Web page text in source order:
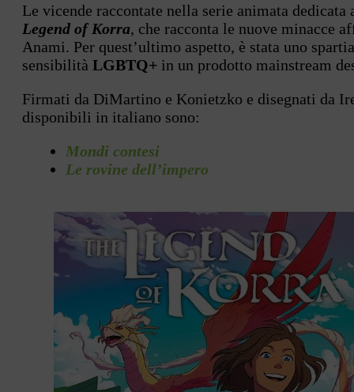
Le vicende raccontate nella serie animata
Legend of Korra, che racconta le nuove minacce
Anami. Per quest’ultimo aspetto, è stata uno
sensibilità LGBTQ+ in un prodotto mainstream
Firmati da DiMartino e Konietzko e disegnati da
disponibili in italiano sono:
Mondi contesi
Le rovine dell’impero